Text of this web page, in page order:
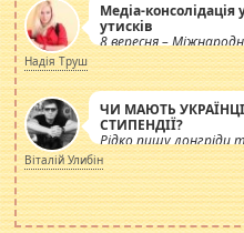
Медіа-
утисків
8 вересня –
журналістів.
Надія Труш
ЧИ МАЮТЬ
СТИПЕНДІЇ?
Рідко пишу лонгріди
просто дістало!
навколо
роздувається ще
Віталій Улибін